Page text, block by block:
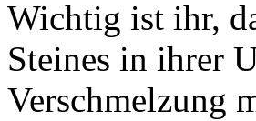
Wichtig ist ihr,
Steines in ihrer
Verschmelzung